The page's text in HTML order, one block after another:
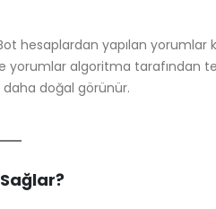
hesaplardan yapılan yorumlar
yorumlar algoritma tarafından
daha doğal görünür.